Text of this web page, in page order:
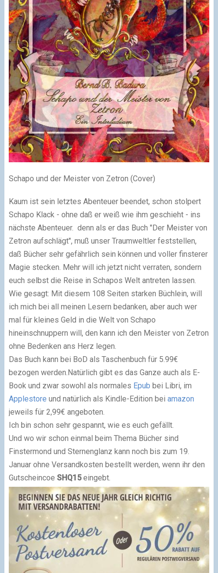
Schapo und der Meister von Zetron (Cover)
Kaum ist sein letztes Abenteuer beendet, schon stolpert
Schapo Klack - ohne daß er weiß wie ihm geschieht - ins
nächste Abenteuer. denn als er das Buch "Der Meister von
Zetron aufschlägt", muß unser Traumweltler feststellen,
daß Bücher sehr gefährlich sein können und voller finsterer
Magie stecken. Mehr will ich jetzt nicht verraten, sondern
euch selbst die Reise in Schapos Welt antreten lassen.
Wie gesagt: Mit diesem 108 Seiten starken Büchlein, will
ich mich bei all meinen Lesern bedanken, aber auch wer
mal für kleines Geld in die Welt von Schapo
hineinschnuppern will, den kann ich den Meister von Zetron
ohne Bedenken ans Herz legen.
Das Buch kann bei BoD als Taschenbuch für 5.99€
bezogen werden.Natürlich gibt es das Ganze auch als E-
Book und zwar sowohl als normales Epub bei Libri, im
Applestore und natürlich als Kindle-Edition bei amazon
jeweils für 2,99€ angeboten.
Ich bin schon sehr gespannt, wie es euch gefällt.
Und wo wir schon einmal beim Thema Bücher sind
Finstermond und Sternenglanz kann noch bis zum 19.
Januar ohne Versandkosten bestellt werden, wenn ihr den
Gutscheincoe SHQ15eingebt.